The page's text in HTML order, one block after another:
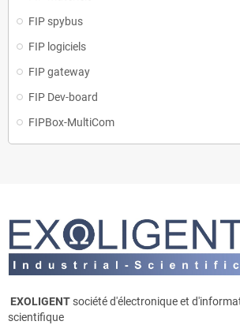
FIP spybus
FIP logiciels
FIP gateway
FIP Dev-board
FIPBox-MultiCom
EXOLIGENT société d'électronique et
scientifique